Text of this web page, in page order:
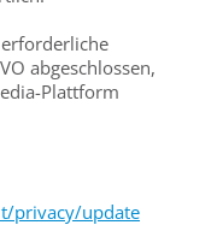
abgeschlossen,
Plattform
privacy/update